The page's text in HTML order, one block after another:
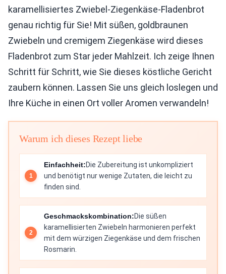
karamellisiertes Zwiebel-Ziegenkäse-Fladenbrot
genau richtig für Sie! Mit süßen, goldbraunen
Zwiebeln und cremigem Ziegenkäse wird dieses
Fladenbrot zum Star jeder Mahlzeit. Ich zeige Ihnen
Schritt für Schritt, wie Sie dieses köstliche Gericht
zaubern können. Lassen Sie uns gleich loslegen und
Ihre Küche in einen Ort voller Aromen verwandeln!
Warum ich dieses Rezept liebe
Einfachheit:Die Zubereitung ist unkompliziert
und benötigt nur wenige Zutaten, die leicht zu
finden sind.
Geschmackskombination:Die süßen
karamellisierten Zwiebeln harmonieren perfekt
mit dem würzigen Ziegenkäse und dem frischen
Rosmarin.